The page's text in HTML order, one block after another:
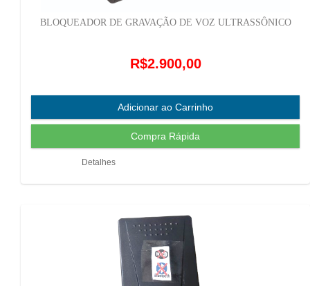
BLOQUEADOR DE GRAVAÇÃO DE VOZ ULTRASSÔNICO
R$2.900,00
Detalhes